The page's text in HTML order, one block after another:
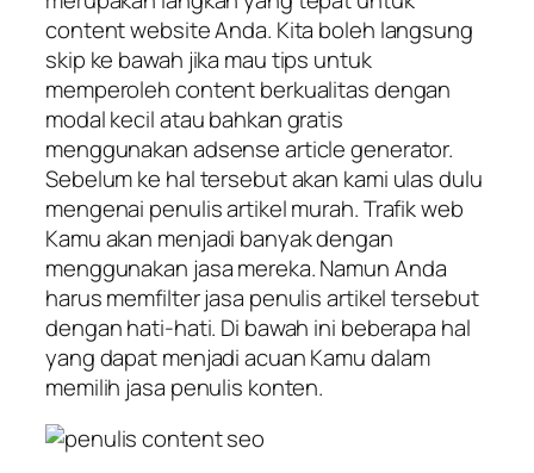
content website Anda. Kita boleh langsung
skip ke bawah jika mau tips untuk
memperoleh content berkualitas dengan
modal kecil atau bahkan gratis
menggunakan adsense article generator.
Sebelum ke hal tersebut akan kami ulas dulu
mengenai penulis artikel murah. Trafik web
Kamu akan menjadi banyak dengan
menggunakan jasa mereka. Namun Anda
harus memfilter jasa penulis artikel tersebut
dengan hati-hati. Di bawah ini beberapa hal
yang dapat menjadi acuan Kamu dalam
memilih jasa penulis konten.